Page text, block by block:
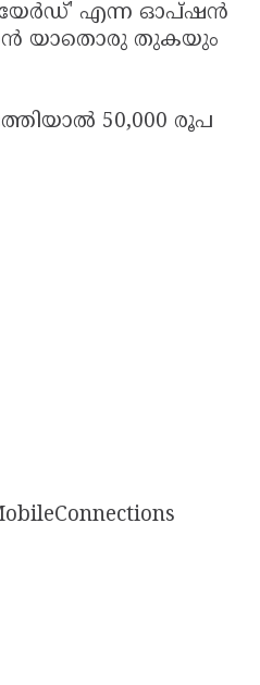
എന്ന ഓപ്ഷൻ
യാതൊരു തുകയും
50,000 രൂപ